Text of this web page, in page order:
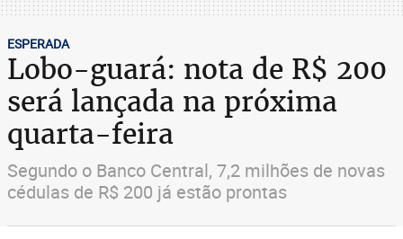
ESPERADA
Lobo-guará: nota de R$ 200
será lançada na próxima
quarta-feira
Segundo o Banco Central, 7,2 milhões de novas
cédulas de R$ 200 já estão prontas